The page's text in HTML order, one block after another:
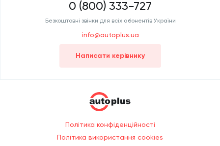
0 (800) 333-727
Безкоштовні звінки для всіх абонентів України
info@autoplus.ua
Написати керівнику
Політика конфіденційності
Політика використання cookies